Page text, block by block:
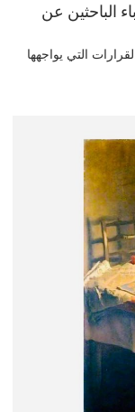
الباحثين عن
التي يواجهها